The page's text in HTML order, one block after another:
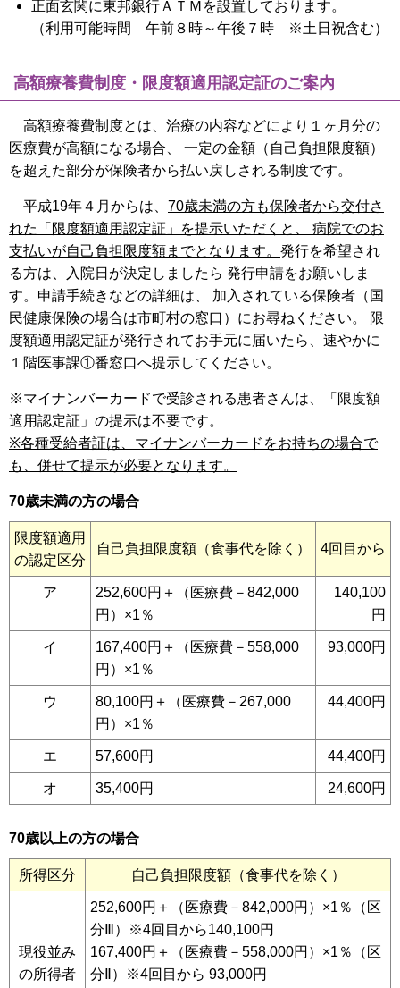
正面玄関に東邦銀行ＡＴＭを設置しております。
（利用可能時間 午前８時～午後７時 ※土日祝含む）
高額療養費制度・限度額適用認定証のご案内
高額療養費制度とは、治療の内容などにより１ヶ月分の
医療費が高額になる場合、 一定の金額（自己負担限度額）
を超えた部分が保険者から払い戻しされる制度です。
平成19年４月からは、 70歳未満の方も保険者から交付さ
れた「限度額適用認定証」を提示いただくと、 病院でのお
支払いが自己負担限度額までとなります。 発行を希望され
る方は、入院日が決定しましたら 発行申請をお願いしま
す。申請手続きなどの詳細は、 加入されている保険者（国
民健康保険の場合は市町村の窓口）にお尋ねください。 限
度額適用認定証が発行されてお手元に届いたら、速やかに
１階医事課①番窓口へ提示してください。
※マイナンバーカードで受診される患者さんは、「限度額
適用認定証」の提示は不要です。
※各種受給者証は、マイナンバーカードをお持ちの場合で
も、併せて提示が必要となります。
70歳未満の方の場合
限度額適用
の認定区分
自己負担限度額（食事代を除く） 4回目から
ア
252,600円＋（医療費－842,000
円）×1％
140,100
円
イ
167,400円＋（医療費－558,000
円）×1％
93,000円
ウ
80,100円＋（医療費－267,000
円）×1％
44,400円
エ 57,600円 44,400円
オ 35,400円 24,600円
70歳以上の方の場合
所得区分 自己負担限度額（食事代を除く）
現役並み
の所得者
252,600円＋（医療費－842,000円）×1％（区
分Ⅲ）※4回目から140,100円
167,400円＋（医療費－558,000円）×1％（区
分Ⅱ）※4回目から 93,000円